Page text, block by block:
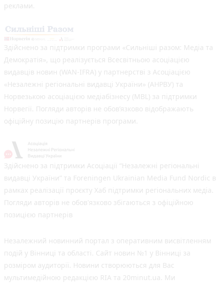
реклами.
Здійснено за підтримки програми «Сильніші разом: Медіа та
Демократія», що реалізується Всесвітньою асоціацією
видавців новин (WAN-IFRA) у партнерстві з Асоціацією
«Незалежні регіональні видавці України» (АНРВУ) та
Норвезькою асоціацією медіабізнесу (MBL) за підтримки
Норвегії. Погляди авторів не обов’язково відображають
офіційну позицію партнерів програми.
Здійснено за підтримки Асоціації “Незалежні регіональні
видавці України” та Foreningen Ukrainian Media Fund Nordic в
рамках реалізації проєкту Хаб підтримки регіональних медіа.
Погляди авторів не обов'язково збігаються з офіційною
позицією партнерів
Незалежний новинний портал з оперативним висвітленням
подій у Вінниці та області. Сайт новин №1 у Вінниці за
розміром аудиторії. Новини створюються для Вас
мультимедійною редакцією RIA та 20minut.ua. Ми